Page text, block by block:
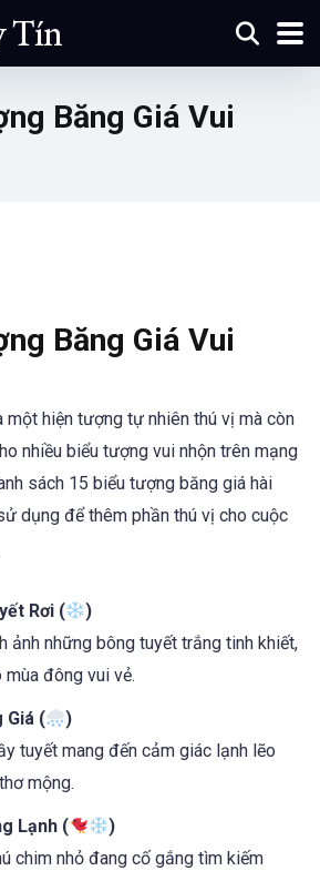
Băng Giá Vui
Băng Giá Vui
một hiện tượng tự nhiên thú vị mà còn
nhiều biểu tượng vui nhộn trên mạng
sách 15 biểu tượng băng giá hài
dụng để thêm phần thú vị cho cuộc
Rơi (
)
ảnh những bông tuyết trắng tinh khiết,
đông vui vẻ.
Giá (
)
tuyết mang đến cảm giác lạnh lẽo
mộng.
Lạnh (
)
chim nhỏ đang cố gắng tìm kiếm